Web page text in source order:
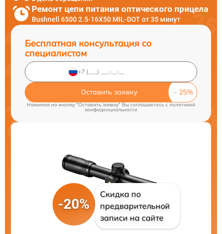
Ремонт цепи питания оптического прицела
Bushnell 6500 2.5-16X50 MIL-DOT от 35 минут
Бесплатная консультация со
специалистом
Оставить заявку
Нажимая на кнопку "Оставить заявку" Вы соглашаетесь cполитикой
конфиденциальности
-20%
Скидка по
предварительной
записи на сайте